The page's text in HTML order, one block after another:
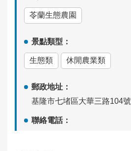
宣
苓蘭生態農園
景點類型：
生態類 休閒農業類
郵政地址：
基隆市七堵區大華三路104號
聯絡電話：